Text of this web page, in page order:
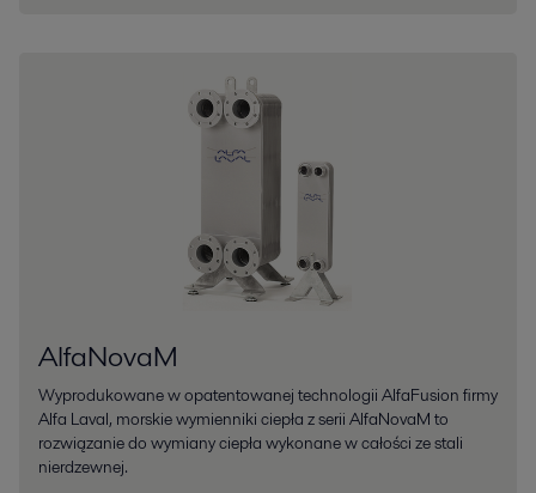
AlfaNovaM
Wyprodukowane w opatentowanej technologii AlfaFusion firmy
Alfa Laval, morskie wymienniki ciepła z serii AlfaNovaM to
rozwiązanie do wymiany ciepła wykonane w całości ze stali
nierdzewnej.